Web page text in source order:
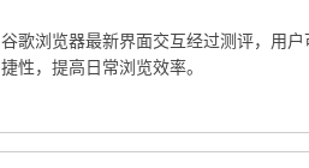
谷歌浏览器最新界面交互经过测评，用
捷性，提高日常浏览效率。